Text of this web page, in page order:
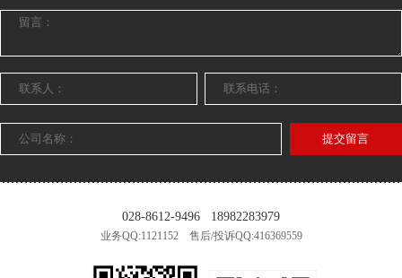
提交留言
028-8612-9496 18982283979
业务QQ:1121152 售后/投诉QQ:416369559